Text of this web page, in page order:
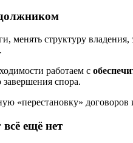
структуру
работаем с
спора.
«перестановку»
всё ещё нет